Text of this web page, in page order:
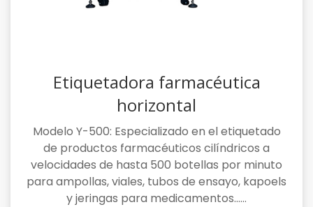
Etiquetadora farmacéutica
horizontal
Modelo Y-500: Especializado en el etiquetado
de productos farmacéuticos cilíndricos a
velocidades de hasta 500 botellas por minuto
para ampollas, viales, tubos de ensayo, kapoels
y jeringas para medicamentos……